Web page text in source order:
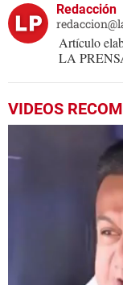
Redacción
Artículo
LA
VIDEOS